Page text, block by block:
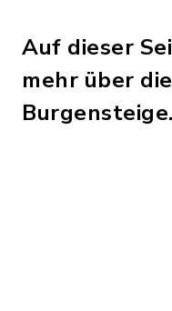
Auf dieser
mehr über
Burgensteige.